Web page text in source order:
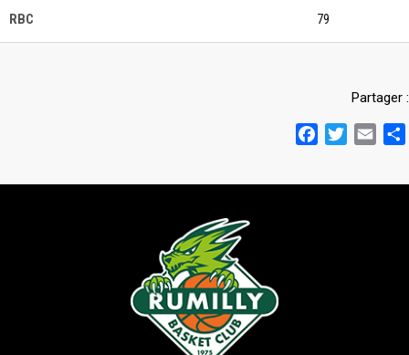
RBC 79
Partager :
FacebookTwitter